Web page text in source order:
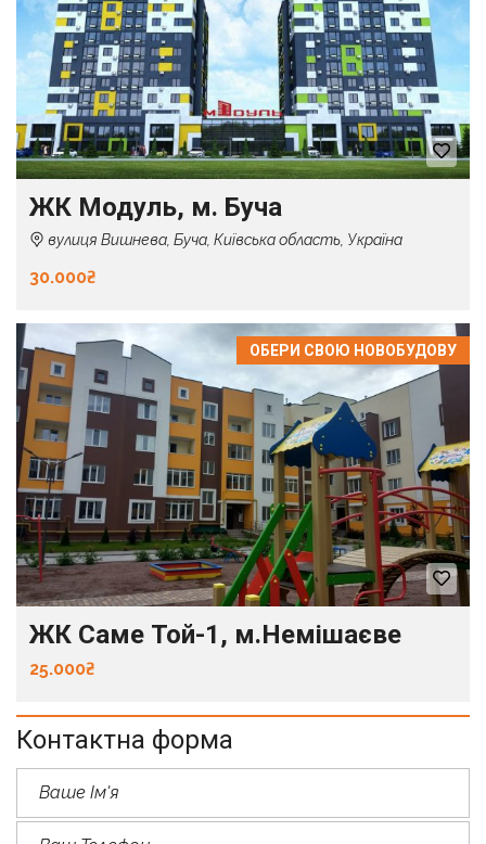
ЖК Модуль, м. Буча
вулиця Вишнева, Буча, Київська область, Україна
30.000₴
ОБЕРИ СВОЮ НОВОБУДОВУ
ЖК Саме Той-1, м.Немішаєве
25.000₴
Контактна форма